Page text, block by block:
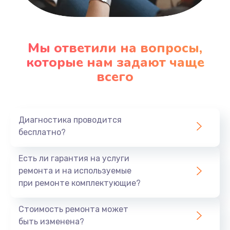
Заказать
Ремонт подсветки
Заказать
930 руб.
Заказать
Мы ответили на вопросы,
которые нам задают чаще
всего
Диагностика проводится
бесплатно?
Есть ли гарантия на услуги
ремонта и на используемые
при ремонте комплектующие?
Стоимость ремонта может
быть изменена?